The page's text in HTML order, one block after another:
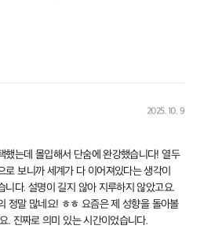
2025. 10. 9
했는데 몰입해서 단숨에 완강했습니다! 열두
로 보니까 세계가 다 이어져있다는 생각이
니다. 설명이 길지 않아 지루하지 않았고요.
정말 많네요! ㅎㅎ 요즘은 제 성향을 돌아볼
. 진짜로 의미 있는 시간이었습니다.